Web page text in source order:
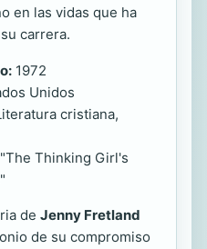
en las vidas que ha
carrera.
1972
Unidos
cristiana,
"The Thinking Girl's
de Jenny Fretland
de su compromiso